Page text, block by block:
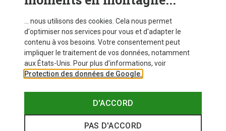
... nous utilisons des cookies. Cela nous permet
d'optimiser nos services pour vous et d'adapter le
contenu à vos besoins. Votre consentement peut
impliquer le traitement de vos données, notamment
aux États-Unis. Pour plus d'informations, voir
Protection des données de Google.
D'ACCORD
PAS D'ACCORD